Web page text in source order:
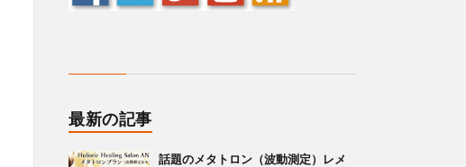
最新の記事
話題のメタトロン（波動測定）レメ